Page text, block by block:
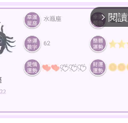
arrow_forward_ios 閱